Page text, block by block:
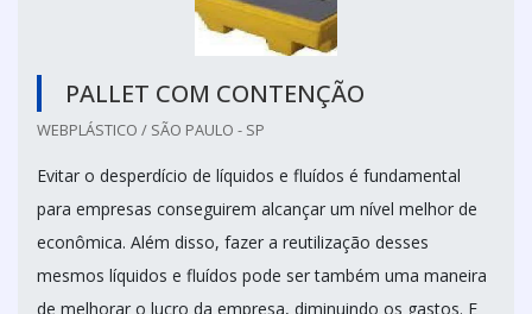
PALLET COM CONTENÇÃO
WEBPLÁSTICO / SÃO PAULO - SP
Evitar o desperdício de líquidos e fluídos é fundamental
para empresas conseguirem alcançar um nível melhor de
econômica. Além disso, fazer a reutilização desses
mesmos líquidos e fluídos pode ser também uma maneira
de melhorar o lucro da empresa, diminuindo os gastos. E